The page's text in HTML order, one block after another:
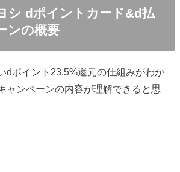
シ dポイントカード&d払
ンの概要
dポイント23.5%還元の仕組みがわか
ャンペーンの内容が理解できると思